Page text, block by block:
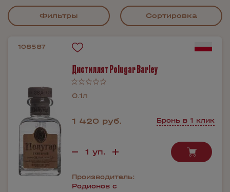
Фильтры Сортировка
108587
Дистиллят Polugar Barley
0.1л
1 420 руб. Бронь в 1 клик
Производитель:
Родионов с